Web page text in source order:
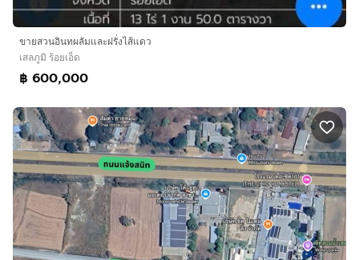
ขายสวนอินทผลัมและฝรั่งไส้แดว
เสลภูมิ ร้อยเอ็ด
฿ 600,000